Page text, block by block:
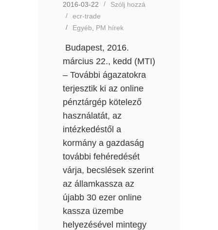
2016-03-22
Szólj hozzá
ecr-trade
Egyéb
PM hírek
Budapest, 2016.
március 22., kedd (MTI)
– További ágazatokra
terjesztik ki az online
pénztárgép kötelező
használatát, az
intézkedéstől a
kormány a gazdaság
további fehéredését
várja, becslések szerint
az államkassza az
újabb 30 ezer online
kassza üzembe
helyezésével mintegy